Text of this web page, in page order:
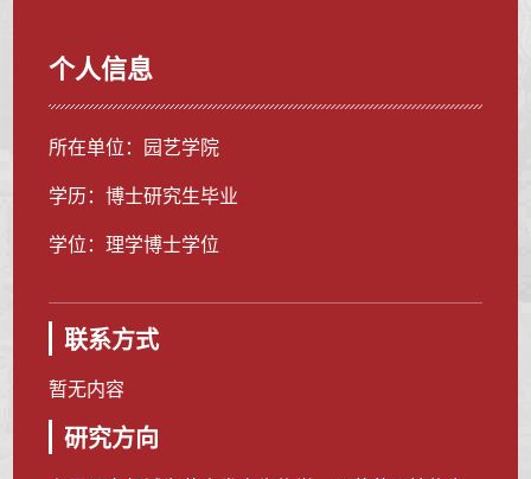
个人信息
所在单位：园艺学院
学历：博士研究生毕业
学位：理学博士学位
联系方式
暂无内容
研究方向